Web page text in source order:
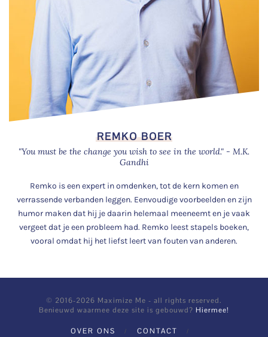
REMKO BOER
"You must be the change you wish to see in the world." - M.K.
Gandhi
Remko is een expert in omdenken, tot de kern komen en
verrassende verbanden leggen. Eenvoudige voorbeelden en zijn
humor maken dat hij je daarin helemaal meeneemt en je vaak
vergeet dat je een probleem had. Remko leest stapels boeken,
vooral omdat hij het liefst leert van fouten van anderen.
© 2016-2026 Maximize Me - all rights reserved.
Benieuwd waarmee deze site is gebouwd? Hiermee!
OVER ONS CONTACT